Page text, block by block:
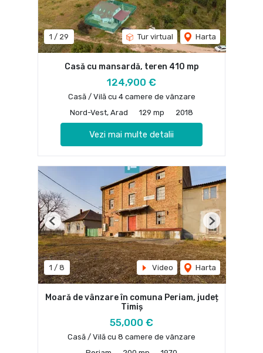
1 / 29 Tur virtual Harta
Casă cu mansardă, teren 410 mp
124,900 €
Casă / Vilă cu 4 camere de vânzare
Nord-Vest, Arad
129 mp 2018
Vezi mai multe detalii
1 / 8 Video Harta
Previous Next
Moară de vânzare în comuna Periam, județ
Timiș
55,000 €
Casă / Vilă cu 8 camere de vânzare